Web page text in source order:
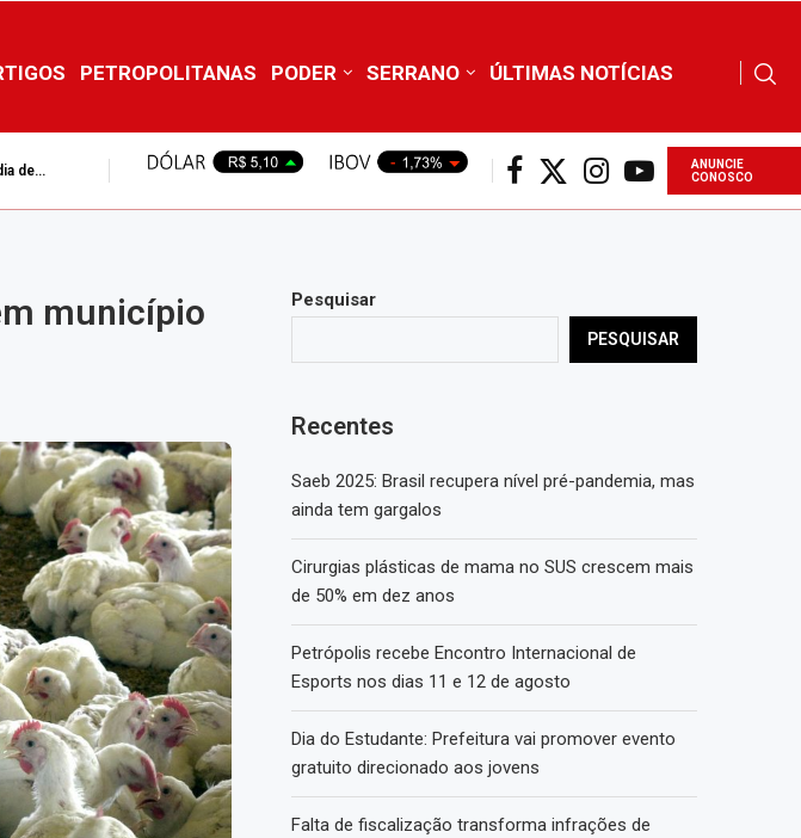
PETROPOLITANAS PODER SERRANO ÚLTIMAS NOTÍCIAS
de...
ANUNCIE
CONOSCO
município
Pesquisar
PESQUISAR
Recentes
Saeb 2025: Brasil recupera nível pré-pandemia, mas
ainda tem gargalos
Cirurgias plásticas de mama no SUS crescem mais
de 50% em dez anos
Petrópolis recebe Encontro Internacional de
Esports nos dias 11 e 12 de agosto
Dia do Estudante: Prefeitura vai promover evento
gratuito direcionado aos jovens
Falta de fiscalização transforma infrações de